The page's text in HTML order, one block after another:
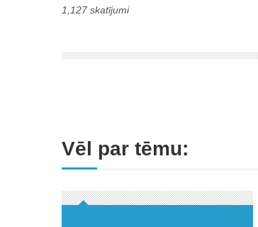
1,127 skatījumi
Vēl par tēmu: